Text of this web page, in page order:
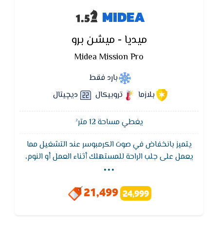
MIDEA
ميديا - ميشن برو
Midea Mission Pro
بارد فقط
بلازما
تروبيكال ديچيتال
يغطي مساحة 12 متر²
يتميز بانخفاض في صوت الكرمبوسر عند التشغيل مما
يعمل على جلب الراحة للمستهلك أثناء العمل أو النوم،
وعند غلق الجهاز لا تشعر بوجود ضوضاء كما في بقي
التشغيل,يتميز تكييف ميديا - MIDEA بوظيفة إعادة
...
21,499 24,999